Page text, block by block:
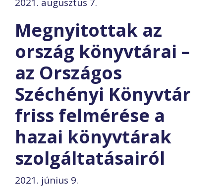
Megnyitottak az
ország könyvtárai –
az Országos
Széchényi Könyvtár
friss felmérése a
hazai könyvtárak
szolgáltatásairól
2021. június 9.